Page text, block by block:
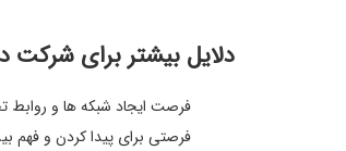
دلایل بیشتر برای شرکت
فرصت ایجاد شبکه ها و روابط
فرصتی برای پیدا کردن و فهم